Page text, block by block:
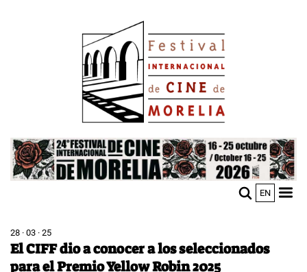
Image
EN
28 · 03 · 25
El CIFF dio a conocer a los seleccionados
para el Premio Yellow Robin 2025